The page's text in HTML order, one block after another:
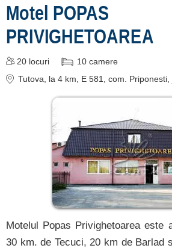
Motel POPAS
PRIVIGHETOAREA
20 locuri 10 camere
Tutova , la 4 km, E 581, com. Priponesti
Motelul Popas Privighetoarea este
30 km. de Tecuci, 20 km de Barlad
termeni și condiții
contact
login